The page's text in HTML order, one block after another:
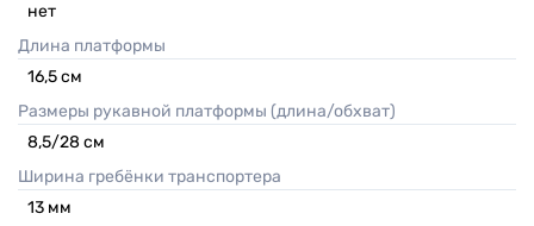
нет
Длина платформы
16,5см
Размеры рукавной платформы (длина/обхват)
8,5/28 см
Ширина гребёнки транспортера
13 мм